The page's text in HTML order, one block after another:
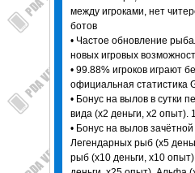
между игроками, нет
ботов
• Частое обновление
новых игровых
• 99.88% игроков играют
официальная статистика
• Бонус на вылов в сутки
вида (х2 деньги, х2 опыт).
• Бонус на вылов
Легендарных рыб (х5
рыб (х10 деньги, х10